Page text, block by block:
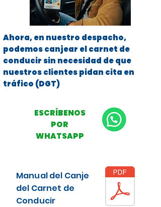
Ahora, en nuestro despacho,
podemos canjear el carnet de
conducir sin necesidad de que
nuestros clientes pidan cita en
tráfico (DGT)
ESCRÍBENOS
POR
WHATSAPP
Manual del Canje
del Carnet de
Conducir